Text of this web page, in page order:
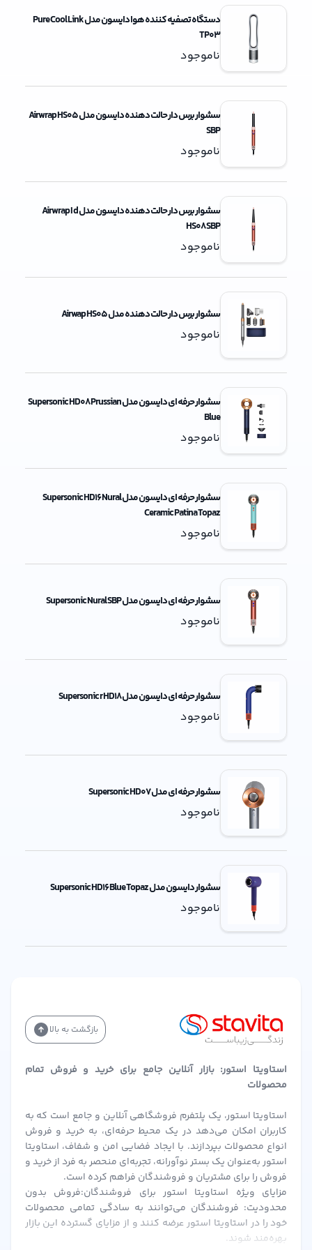
دستگاه تصفیه کننده هوا دایسون مدل Pure Cool Link
TP03
ناموجود
سشوار برس دار حالت دهنده دایسون مدل Airwrap HS05
SBP
ناموجود
سشوار برس دار حالت دهنده دایسون مدل Airwrap I d
HS08 SBP
ناموجود
سشوار برس دار حالت دهنده مدل Airwap HS05
ناموجود
سشوار حرفه ای دایسون مدل Supersonic HD08 Prussian
Blue
ناموجود
سشوار حرفه ای دایسون مدل Supersonic HD16 Nural
Ceramic Patina Topaz
ناموجود
سشوار حرفه ای دایسون مدل Supersonic Nural SBP
ناموجود
سشوار حرفه ای دایسون مدل Supersonic r HD18
ناموجود
سشوار حرفه ای مدل Supersonic HD07
ناموجود
سشوار دایسون مدل Supersonic HD16 Blue Topaz
ناموجود
بازگشت به بالا
استاویتا استور: بازار آنلاین جامع برای خرید و فروش تمام
محصولات
استاویتا استور، یک پلتفرم فروشگاهی آنلاین و جامع است که به
کاربران امکان می‌دهد در یک محیط حرفه‌ای، به خرید و فروش
انواع محصولات بپردازند. با ایجاد فضایی امن و شفاف، استاویتا
استور به‌عنوان یک بستر نوآورانه، تجربه‌ای منحصر به فرد از خرید و
فروش را برای مشتریان و فروشندگان فراهم کرده است.
مزایای ویژه استاویتا استور برای فروشندگان:فروش بدون
محدودیت: فروشندگان می‌توانند به سادگی تمامی محصولات
خود را در استاویتا استور عرضه کنند و از مزایای گسترده این بازار
بهره‌مند شوند.